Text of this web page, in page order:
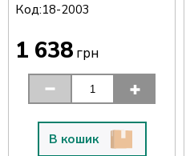
Код:18-2003
1 638 грн
В кошик